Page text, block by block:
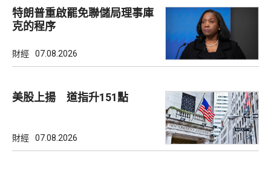
特朗普重啟罷免聯儲局理事庫
克的程序
財經 07.08.2026
美股上揚 道指升151點
財經 07.08.2026